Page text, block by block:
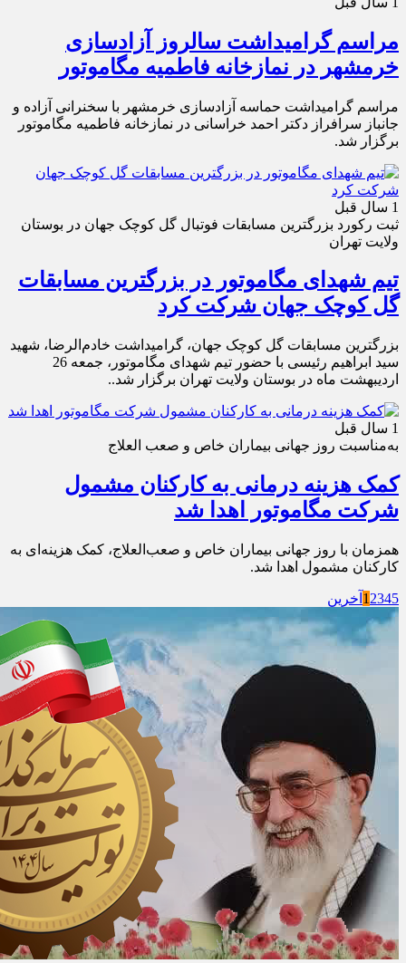
مراسم گرامیداشت سالروز آزادسازی
خرمشهر در نمازخانه فاطمیه مگاموتور
مراسم گرامیداشت حماسه آزادسازی خرمشهر با سخنرانی آزاده و
جانباز سرافراز دکتر احمد خراسانی در نمازخانه فاطمیه مگاموتور
برگزار شد.
1 سال قبل
ثبت رکورد بزرگترین مسابقات فوتبال گل کوچک جهان در بوستان
ولایت تهران
تیم شهدای مگاموتور در بزرگترین مسابقات
گل کوچک جهان شرکت کرد
بزرگترین مسابقات گل کوچک جهان، گرامیداشت خادم‌الرضا، شهید
سید ابراهیم رئیسی با حضور تیم شهدای مگاموتور، جمعه 26
اردیبهشت ماه در بوستان ولایت تهران برگزار شد..
1 سال قبل
به‌مناسبت روز جهانی بیماران خاص و صعب العلاج
کمک هزینه درمانی به کارکنان مشمول
شرکت مگاموتور اهدا شد
همزمان با روز جهانی بیماران خاص و صعب‌العلاج، کمک هزینه‌ای به
کارکنان مشمول اهدا شد.
1 2345 آخرین